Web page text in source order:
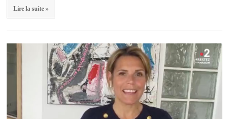
Lire la suite »